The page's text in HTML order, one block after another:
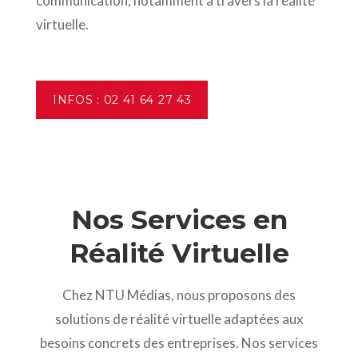
virtuelle.
INFOS : 02 41 64 27 43
Nos Services en
Réalité Virtuelle
Chez NTU Médias, nous proposons des
solutions de réalité virtuelle adaptées aux
besoins concrets des entreprises. Nos services